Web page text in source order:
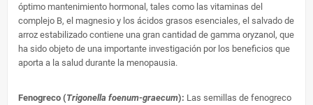
óptimo mantenimiento hormonal, tales como las vitaminas del
complejo B, el magnesio y los ácidos grasos esenciales, el salvado de
arroz estabilizado contiene una gran cantidad de gamma oryzanol, que
ha sido objeto de una importante investigación por los beneficios que
aporta a la salud durante la menopausia.
Fenogreco (Trigonella foenum-graecum): Las semillas de fenogreco